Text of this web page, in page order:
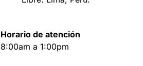
Horario de atención
8:00am a 1:00pm